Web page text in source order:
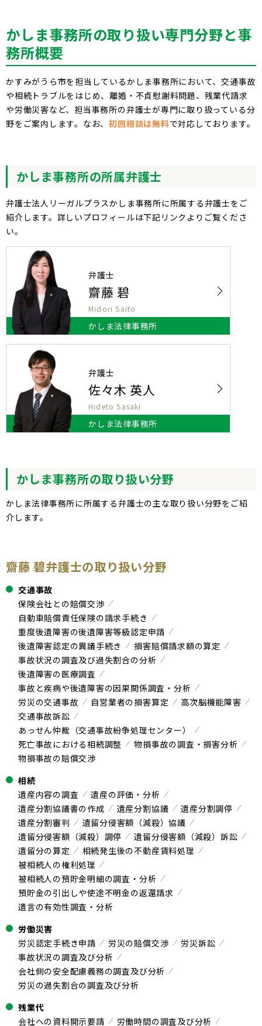
かしま事務所の取り扱い専門分野と事
務所概要
かすみがうら市を担当しているかしま事務所において、交通事故
や相続トラブルをはじめ、離婚・不貞慰謝料問題、残業代請求
や労働災害など、担当事務所の弁護士が専門に取り扱っている分
野をご案内します。なお、初回相談は無料で対応しております。
かしま事務所の所属弁護士
弁護士法人リーガルプラスかしま事務所に所属する弁護士をご
紹介します。詳しいプロフィールは下記リンクよりご覧くださ
い。
かしま法律事務所
弁護士
齋藤 碧
Midori Saito
かしま法律事務所
弁護士
佐々木 英人
Hideto Sasaki
かしま事務所の取り扱い分野
かしま法律事務所に所属する弁護士の主な取り扱い分野をご紹
介します。
齋藤 碧弁護士の取り扱い分野
交通事故
保険会社との賠償交渉
自動車賠償責任保険の請求手続き
重度後遺障害の後遺障害等級認定申請
後遺障害認定の異議手続き
損害賠償請求額の算定
事故状況の調査及び過失割合の分析
後遺障害の医療調査
事故と疾病や後遺障害の因果関係調査・分析
労災の交通事故
自営業者の損害算定
高次脳機能障害
交通事故訴訟
あっせん仲裁（交通事故紛争処理センター）
死亡事故における相続調整
物損事故の調査・損害分析
物損事故の賠償交渉
相続
遺産内容の調査
遺産の評価・分析
遺産分割協議書の作成
遺産分割協議
遺産分割調停
遺産分割審判
遺留分侵害額（減殺）協議
遺留分侵害額（減殺）調停
遺留分侵害額（減殺）訴訟
遺留分の算定
相続発生後の不動産賃料処理
被相続人の権利処理
被相続人の預貯金明細の調査・分析
預貯金の引出しや使途不明金の返還請求
遺言の有効性調査・分析
労働災害
労災認定手続き申請
労災の賠償交渉
労災訴訟
事故状況の調査及び分析
会社側の安全配慮義務の調査及び分析
労災の過失割合の調査及び分析
残業代
会社への資料開示要請
労働時間の調査及び分析